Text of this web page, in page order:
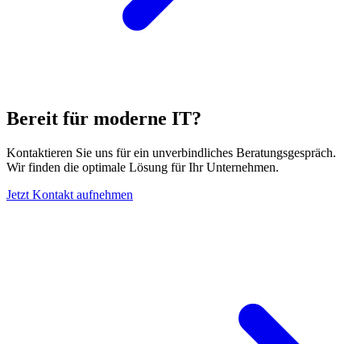
Bereit für moderne IT?
Kontaktieren Sie uns für ein unverbindliches Beratungsgespräch.
Wir finden die optimale Lösung für Ihr Unternehmen.
Jetzt Kontakt aufnehmen